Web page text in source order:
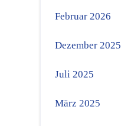
Februar 2026
Dezember 2025
Juli 2025
März 2025